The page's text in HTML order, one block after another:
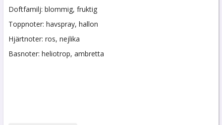
Doftfamilj: blommig, fruktig
Toppnoter: havspray, hallon
Hjärtnoter: ros, nejlika
Basnoter: heliotrop, ambretta